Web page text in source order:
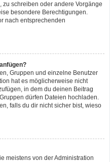
schreiben oder andere Vorgänge
besondere Berechtigungen.
nach entsprechenden
Gruppen und einzelne Benutzer
hat es möglicherweise nicht
in dem du deinen Beitrag
dürfen Dateien hochladen.
falls du dir nicht sicher bist, wieso
meistens von der Administration